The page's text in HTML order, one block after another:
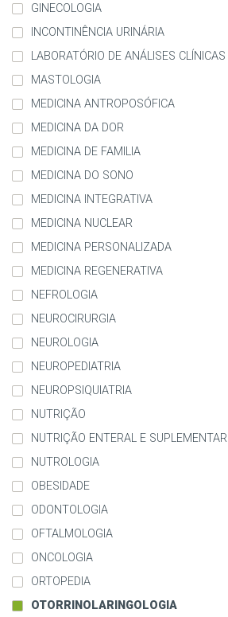
GINECOLOGIA
INCONTINÊNCIA URINÁRIA
LABORATÓRIO DE ANÁLISES CLÍNICAS
MASTOLOGIA
MEDICINA ANTROPOSÓFICA
MEDICINA DA DOR
MEDICINA DE FAMILIA
MEDICINA DO SONO
MEDICINA INTEGRATIVA
MEDICINA NUCLEAR
MEDICINA PERSONALIZADA
MEDICINA REGENERATIVA
NEFROLOGIA
NEUROCIRURGIA
NEUROLOGIA
NEUROPEDIATRIA
NEUROPSIQUIATRIA
NUTRIÇÃO
NUTRIÇÃO ENTERAL E SUPLEMENTAR
NUTROLOGIA
OBESIDADE
ODONTOLOGIA
OFTALMOLOGIA
ONCOLOGIA
ORTOPEDIA
OTORRINOLARINGOLOGIA